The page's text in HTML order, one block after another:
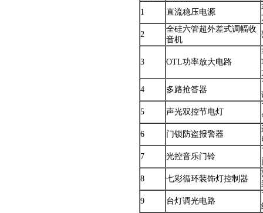
1
直流稳压电源
2
全硅六管超外差式调幅收
音机
3 OTL功率放大电路
4
多路抢答器
5
声光双控节电灯
6
门锁防盗报警器
7
光控音乐门铃
8
七彩循环装饰灯控制器
9
台灯调光电路